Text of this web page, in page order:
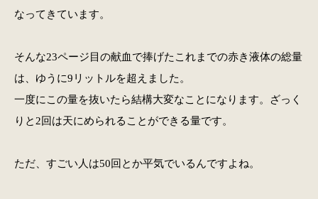
なってきています。
そんな23ページ目の献血で捧げたこれまでの赤き液体の総量
は、ゆうに9リットルを超えました。
一度にこの量を抜いたら結構大変なことになります。ざっく
りと2回は天にめられることができる量です。
ただ、すごい人は50回とか平気でいるんですよね。